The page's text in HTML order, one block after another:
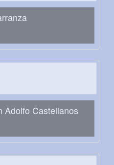
Adolfo Castellanos